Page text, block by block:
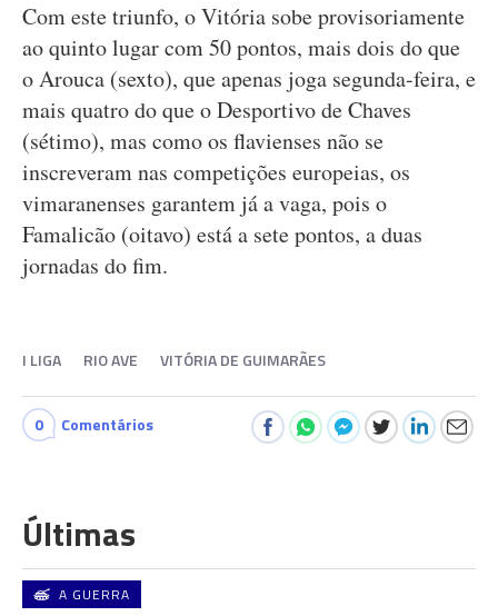
Com este triunfo, o Vitória sobe provisoriamente
ao quinto lugar com 50 pontos, mais dois do que
o Arouca (sexto), que apenas joga segunda-feira, e
mais quatro do que o Desportivo de Chaves
(sétimo), mas como os flavienses não se
inscreveram nas competições europeias, os
vimaranenses garantem já a vaga, pois o
Famalicão (oitavo) está a sete pontos, a duas
jornadas do fim.
I LIGA RIO AVE VITÓRIA DE GUIMARÃES
0 Comentários
Últimas
A GUERRA